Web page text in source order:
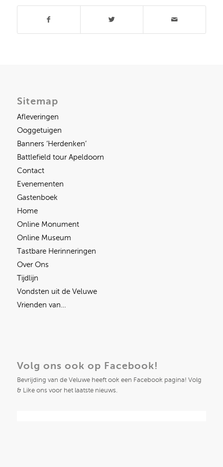
Sitemap
Afleveringen
Ooggetuigen
Banners ‘Herdenken’
Battlefield tour Apeldoorn
Contact
Evenementen
Gastenboek
Home
Online Monument
Online Museum
Tastbare Herinneringen
Over Ons
Tijdlijn
Vondsten uit de Veluwe
Vrienden van…
Volg ons ook op Facebook!
Bevrijding van de Veluwe heeft ook een Facebook pagina! Volg
& Like ons voor het laatste nieuws.